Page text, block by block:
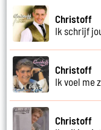
Christoff
Ik schrijf
Christoff
Ik voel me
Christoff